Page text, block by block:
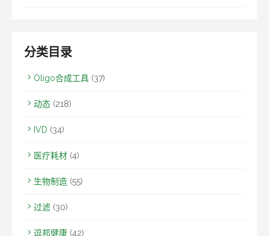
分类目录
Oligo合成工具 (37)
动态 (218)
IVD (34)
医疗耗材 (4)
生物制造 (55)
过滤 (30)
逗邦健康 (42)